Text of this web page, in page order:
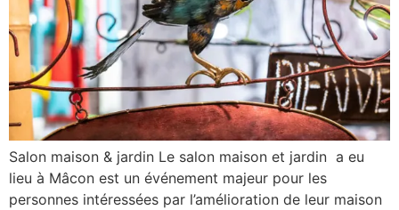
Salon maison & jardin Le salon maison et jardin a eu
lieu à Mâcon est un événement majeur pour les
personnes intéressées par l’amélioration de leur maison